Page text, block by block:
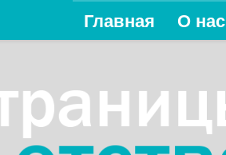
Главная О нас